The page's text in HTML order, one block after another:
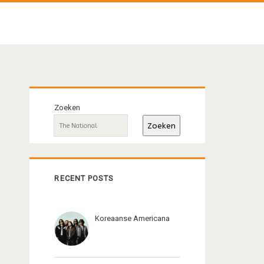
Primaire
sidebar
Zoeken
Zoeken
RECENT POSTS
Koreaanse Americana